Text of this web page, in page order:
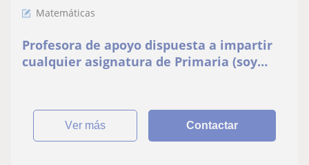
Matemáticas
Profesora de apoyo dispuesta a impartir
cualquier asignatura de Primaria (soy
ver más Contactar